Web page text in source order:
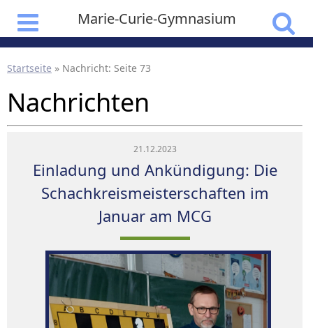
Marie-Curie-Gymnasium
Startseite » Nachricht: Seite 73
Nachrichten
21.12.2023
Einladung und Ankündigung: Die
Schachkreismeisterschaften im
Januar am MCG